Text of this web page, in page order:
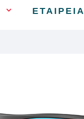
ΕΤΑΙΡΕΊΑ